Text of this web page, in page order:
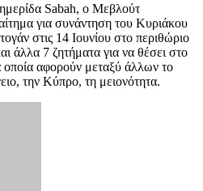
Sabah, ο Μεβλούτ
για συνάντηση του Κυριάκου
στις 14 Ιουνίου στο περιθώριο
άλλα 7 ζητήματα για να θέσει στο
οποία αφορούν μεταξύ άλλων το
την Κύπρο, τη μειονότητα.